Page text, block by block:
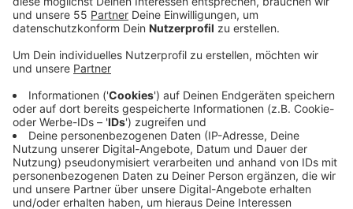
Die Befragung läuft anonym und ist laut Hochschule
nur für wissenschaftliche Zwecke gedacht. Nach
Minuten. Der Fragebogen ist noch bis
Freitag, 17. Juli
sollen anschließend öffentlich zugänglich gemacht
werden. Ziel ist es, ein besseres Bild davon zu
bekommen, wie Arbeitnehmende ihre Arbeit erleben
und was Motivation im Berufsalltag beeinflusst.
Hier kommt ihr zur Umfrage.